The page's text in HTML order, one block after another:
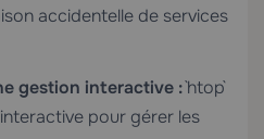
accidentelle de services
gestion interactive :`htop`
pour gérer les